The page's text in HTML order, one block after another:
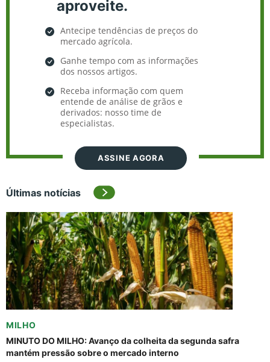
aproveite.
Antecipe tendências de preços do
mercado agrícola.
Ganhe tempo com as informações
dos nossos artigos.
Receba informação com quem
entende de análise de grãos e
derivados: nosso time de
especialistas.
ASSINE AGORA
Últimas notícias
MILHO
MINUTO DO MILHO: Avanço da colheita da segunda safra
mantém pressão sobre o mercado interno